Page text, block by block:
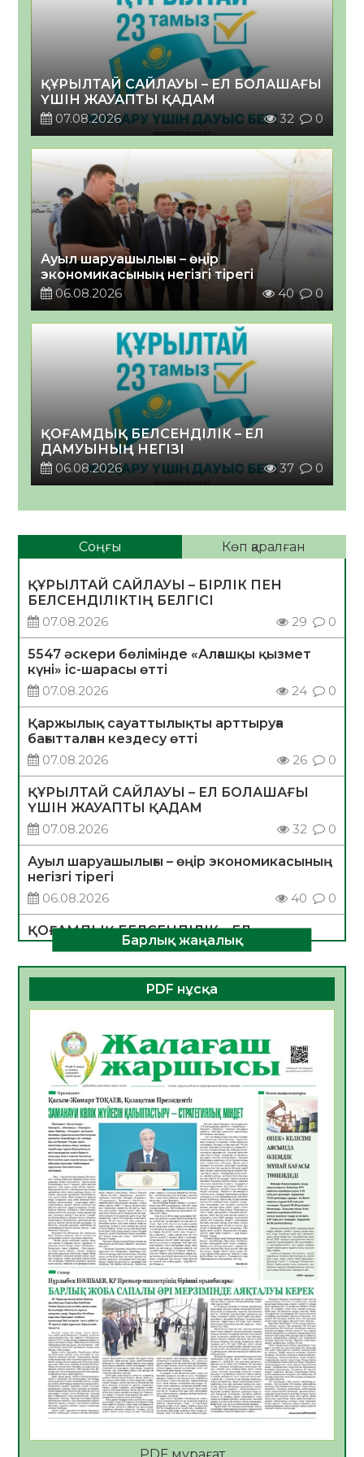
ҚҰРЫЛТАЙ САЙЛАУЫ – ЕЛ БОЛАШАҒЫ
ҮШІН ЖАУАПТЫ ҚАДАМ
07.08.2026
32 0
Ауыл шаруашылығы – өңір
экономикасының негізгі тірегі
06.08.2026
40 0
ҚОҒАМДЫҚ БЕЛСЕНДІЛІК – ЕЛ
ДАМУЫНЫҢ НЕГІЗІ
06.08.2026
37 0
Соңғы Көп қаралған
ҚҰРЫЛТАЙ САЙЛАУЫ – БІРЛІК ПЕН
БЕЛСЕНДІЛІКТІҢ БЕЛГІСІ
07.08.2026
29 0
5547 әскери бөлімінде «Алғашқы қызмет
күні» іс-шарасы өтті
07.08.2026
24 0
Қаржылық сауаттылықты арттыруға
бағытталған кездесу өтті
07.08.2026
26 0
ҚҰРЫЛТАЙ САЙЛАУЫ – ЕЛ БОЛАШАҒЫ
ҮШІН ЖАУАПТЫ ҚАДАМ
07.08.2026
32 0
Ауыл шаруашылығы – өңір экономикасының
негізгі тірегі
06.08.2026
40 0
ҚОҒАМДЫҚ БЕЛСЕНДІЛІК – ЕЛ
ДАМУЫНЫҢ НЕГІЗІ
06.08.2026
37 0
ҚҰРЫЛТАЙ САЙЛАУЫ – БОЛАШАҚҚА
06.08.2026
Инфекциялық ауруларға қарсы иммундау
жұмыстарының тиімділігі
06.08.2026
41
Көкжөтел ауруы туралы
06.08.2026
37
АПВ вакцинасы туралы мәлімет
06.08.2026
37
Open Air: Қызылорда облысы полиция
департаменті 20 мыңнан астам
көрерменнің қауіпсіздігін қамтамасыз етті
06.08.2026
49
ҚЫЗЫЛОРДАДА «САНАЛЫ ҰРПАҚ –
ЖАРҚЫН БОЛАШАҚ» АТТЫ КЕҢЕЙТІЛГЕН
МӘЖІЛІС ӨТТІ
05.08.2026
50
Қазақстан Орталық Азиядағы көшуге ең
Барлық жаңалық
PDF нұсқа